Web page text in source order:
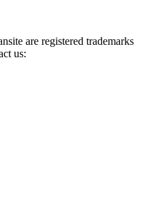
are registered trademarks
us: